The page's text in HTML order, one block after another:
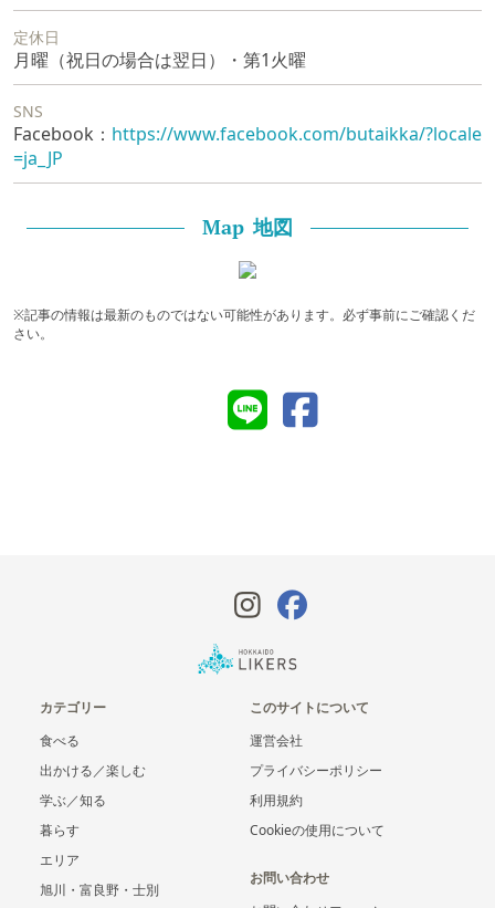
定休日
月曜（祝日の場合は翌日）・第1火曜
SNS
Facebook： https://www.facebook.com/butaikka/?locale
=ja_JP
Map 地図
※記事の情報は最新のものではない可能性があります。必ず事前にご確認くだ
さい。
カテゴリー
食べる
出かける／楽しむ
学ぶ／知る
暮らす
エリア
旭川・富良野・士別
このサイトについて
運営会社
プライバシーポリシー
利用規約
Cookieの使用について
お問い合わせ